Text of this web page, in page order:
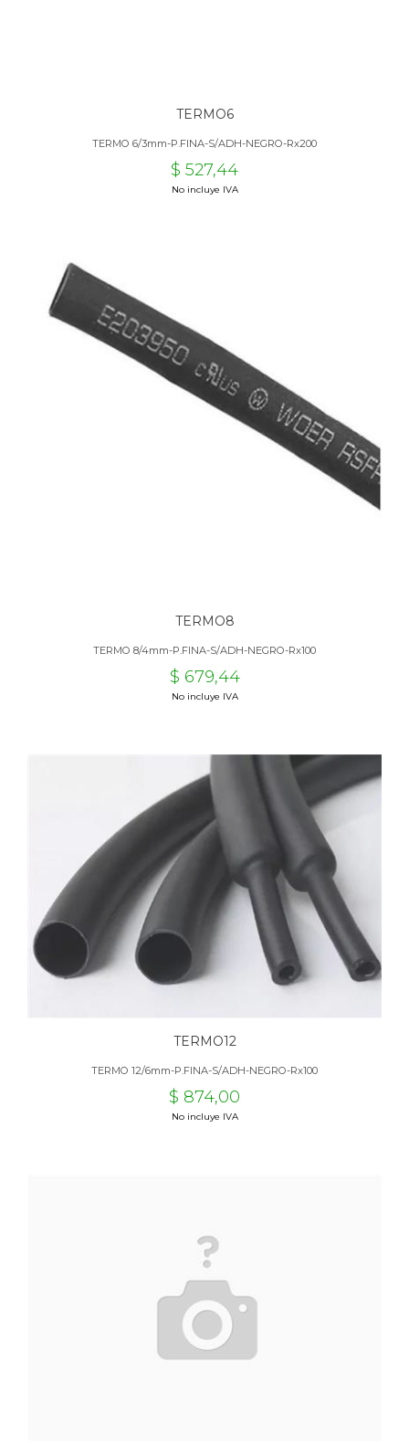
TERMO6
TERMO 6/3mm-P.FINA-S/ADH-NEGRO-Rx200
$ 527,44
No incluye IVA
TERMO8
TERMO 8/4mm-P.FINA-S/ADH-NEGRO-Rx100
$ 679,44
No incluye IVA
TERMO12
TERMO 12/6mm-P.FINA-S/ADH-NEGRO-Rx100
$ 874,00
No incluye IVA